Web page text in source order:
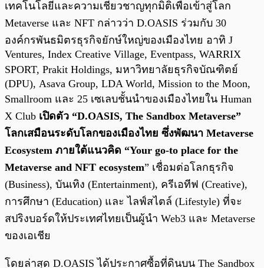
เทคโนโลยีและความเชี่ยวชาญทุกมิติเพื่อเข้าสู่โลก
Metaverse และ NFT กล่าวว่า D.OASIS ร่วมกับ 30
องค์กรพันธมิตรธุรกิจยักษ์ใหญ่ของเมืองไทย อาทิ J
Ventures, Index Creative Village, Eventpass, WARRIX
SPORT, Prakit Holdings, มหาวิทยาลัยธุรกิจบัณฑิตย์
(DPU), Asava Group, LDA World, Mission to the Moon,
Smallroom และ 25 เซเลบชั้นนำของเมืองไทยใน Human
X Club เปิดตัว “D.OASIS, The Sandbox Metaverse”
โลกเสมือนระดับโลกของเมืองไทย ซึ่งพัฒนา Metaverse
Ecosystem ภายใต้แนวคิด “Your go-to place for the
Metaverse and NFT ecosystem” เชื่อมต่อโลกธุรกิจ
(Business), บันเทิง (Entertainment), ครีเอทีฟ (Creative),
การศึกษา (Education) และ ไลฟ์สไตล์ (Lifestyle) ที่จะ
สปริงบอร์ดให้ประเทศไทยเป็นผู้นำ Web3 และ Metaverse
ของเอเชีย
โดยล่าสุด D.OASIS ได้ประกาศซื้อที่ดินบน The Sandbox